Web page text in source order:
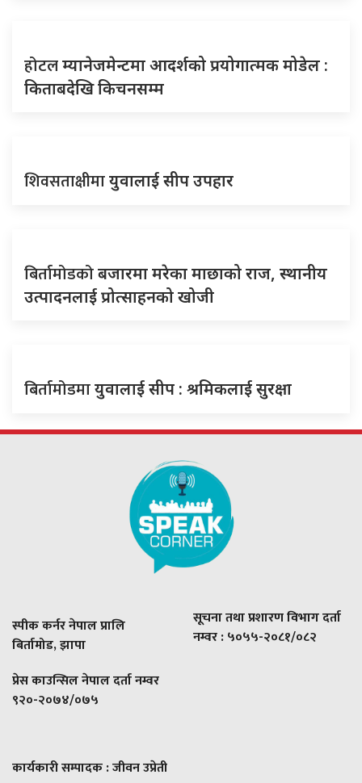
होटलम्यानेजमेन्टमा आदर्शको प्रयोगात्मक मोडेल :
किताबदेखि किचनसम्म
शिवसताक्षीमायुवालाई सीप उपहार
बिर्तामोडकोबजारमा मरेका माछाको राज, स्थानीय
उत्पादनलाई प्रोत्साहनको खोजी
बिर्तामोडमायुवालाई सीप : श्रमिकलाई सुरक्षा
स्पीक कर्नर नेपाल प्रालि
बिर्तामोड, झापा
प्रेस काउन्सिल नेपाल दर्ता नम्वर
९२०-२०७४/०७५
सूचना तथा प्रशारण विभाग दर्ता
नम्वर : ५०५५-२०८१/०८२
कार्यकारी सम्पादक : जीवन उप्रेती